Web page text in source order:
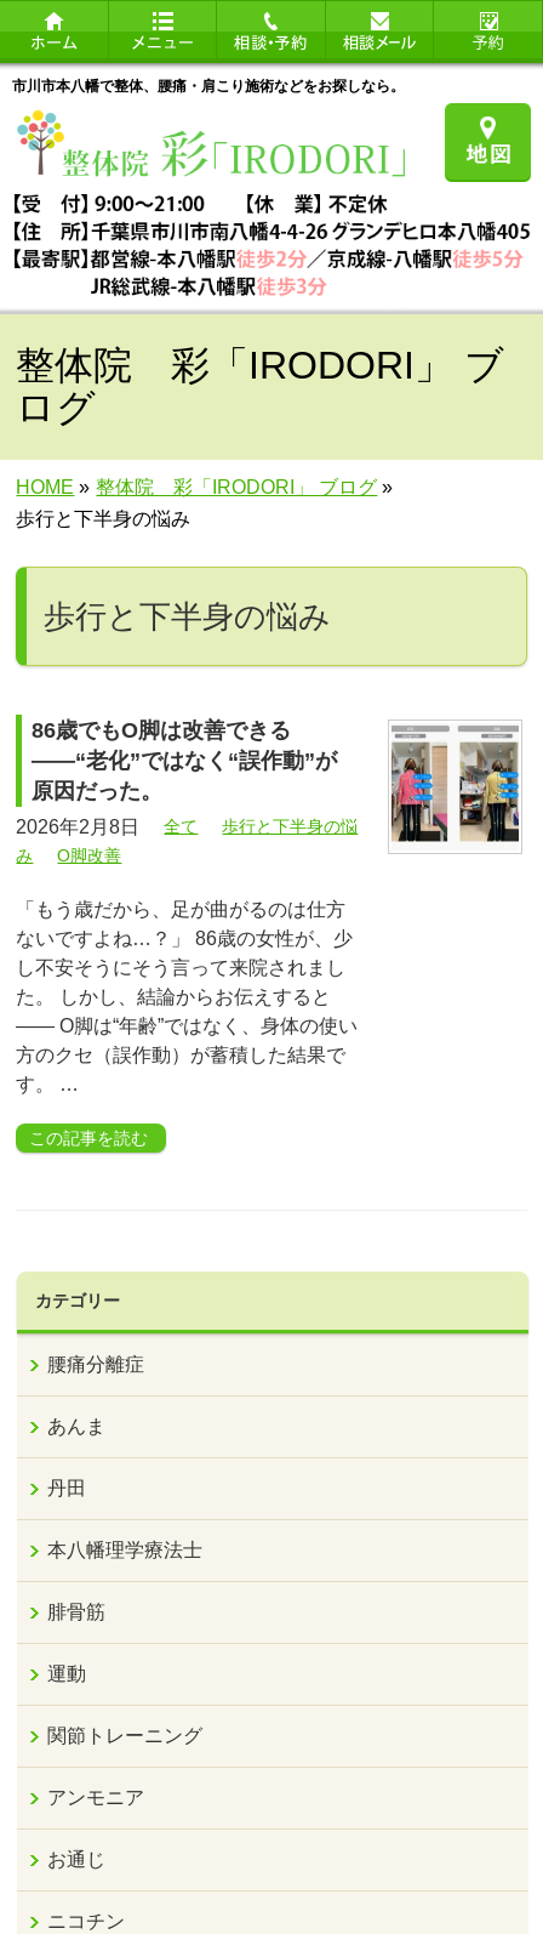
市川市本八幡で整体、腰痛・肩こり施術などをお探しなら。
整体院 彩「IRODORI」 ブ
ログ
HOME » 整体院 彩「IRODORI」 ブログ »
歩行と下半身の悩み
歩行と下半身の悩み
86歳でもO脚は改善できる
——“老化”ではなく“誤作動”が
原因だった。
2026年2月8日 全て
歩行と下半身の悩
み
O脚改善
「もう歳だから、足が曲がるのは仕方
ないですよね…？」 86歳の女性が、少
し不安そうにそう言って来院されまし
た。 しかし、結論からお伝えすると
—— O脚は“年齢”ではなく、身体の使い
方のクセ（誤作動）が蓄積した結果で
す。 …
この記事を読む
カテゴリー
腰痛分離症
あんま
丹田
本八幡理学療法士
腓骨筋
運動
関節トレーニング
アンモニア
お通じ
ニコチン